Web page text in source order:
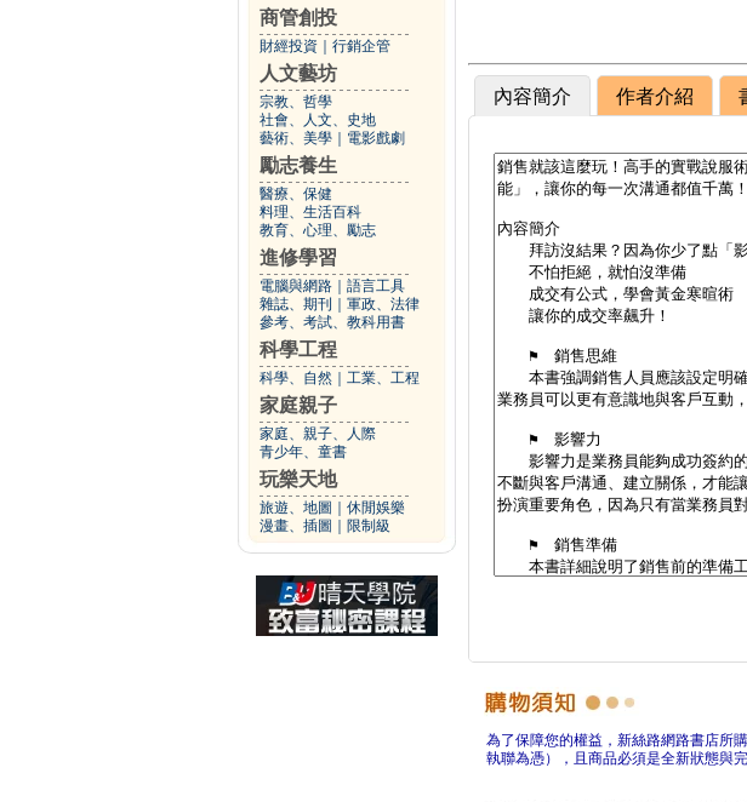
商管創投
財經投資 行銷企管
人文藝坊
宗教、哲學
社會、人文、史地
藝術、美學
電影戲劇
勵志養生
醫療、保健
料理、生活百科
教育、心理、勵志
進修學習
電腦與網路
語言工具
雜誌、期刊
軍政、法律
參考、考試、教科用書
科學工程
科學、自然 工業、工程
家庭親子
家庭、親子、人際
青少年、童書
玩樂天地
旅遊、地圖
休閒娛樂
漫畫、插圖
限制級
內容簡介 作者介紹
為了保障您的權益，新絲路網路書店所
執聯為憑），且商品必須是全新狀態與